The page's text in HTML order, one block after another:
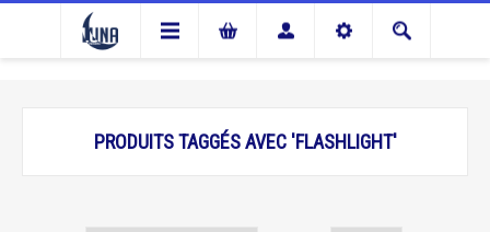
PRODUITS TAGGÉS AVEC 'FLASHLIGHT'